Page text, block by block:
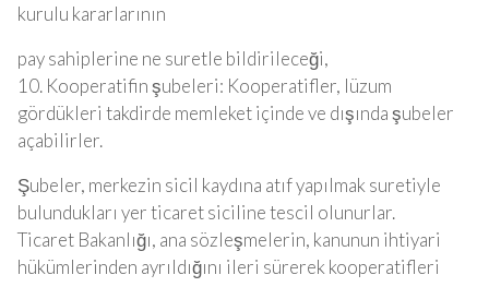
kurulu kararlarının
pay sahiplerine ne suretle bildirileceği,
10. Kooperatifin şubeleri: Kooperatifler, lüzum
gördükleri takdirde memleket içinde ve dışında şubeler
açabilirler.
Şubeler, merkezin sicil kaydına atıf yapılmak suretiyle
bulundukları yer ticaret siciline tescil olunurlar.
Ticaret Bakanlığı, ana sözleşmelerin, kanunun ihtiyari
hükümlerinden ayrıldığını ileri sürerek kooperatifleri